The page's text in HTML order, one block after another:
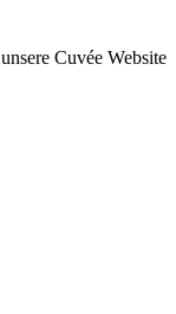
Cuvée Website